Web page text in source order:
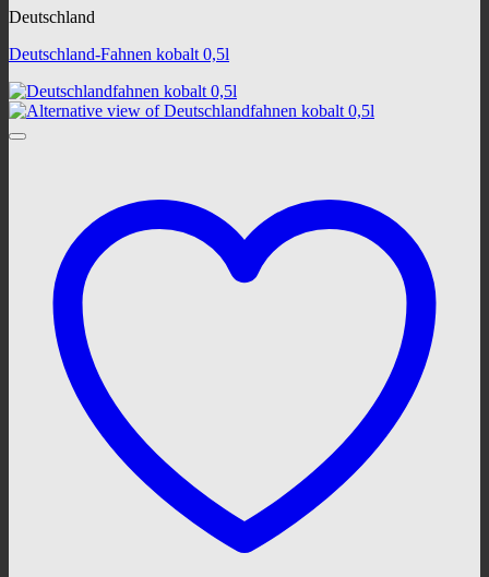
Deutschland
Deutschland-Fahnen kobalt 0,5l